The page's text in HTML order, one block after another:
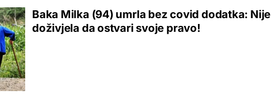
Baka Milka (94) umrla bez covid dodatka: Nije
doživjela da ostvari svoje pravo!